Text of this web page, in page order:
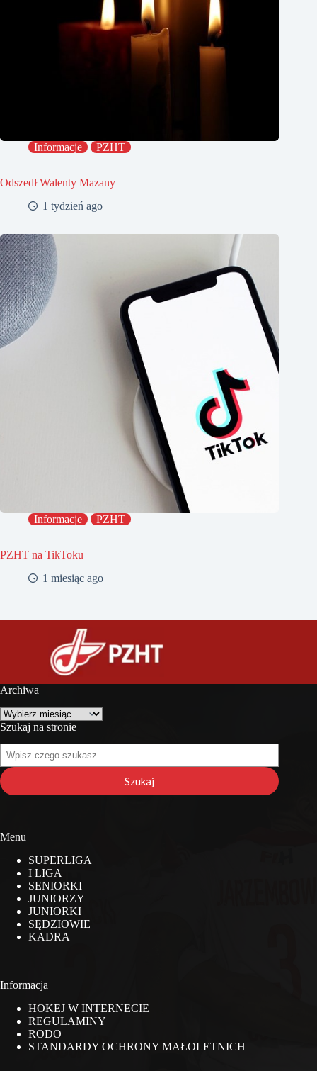
Informacje PZHT
Odszedł Walenty Mazany
1 tydzień ago
Informacje PZHT
PZHT na TikToku
1 miesiąc ago
Archiwa
Archiwa
Szukaj na stronie
Szukaj
na
stronie
Szukaj
Menu
SUPERLIGA
I LIGA
SENIORKI
JUNIORZY
JUNIORKI
SĘDZIOWIE
KADRA
Informacja
HOKEJ W INTERNECIE
REGULAMINY
RODO
STANDARDY OCHRONY MAŁOLETNICH